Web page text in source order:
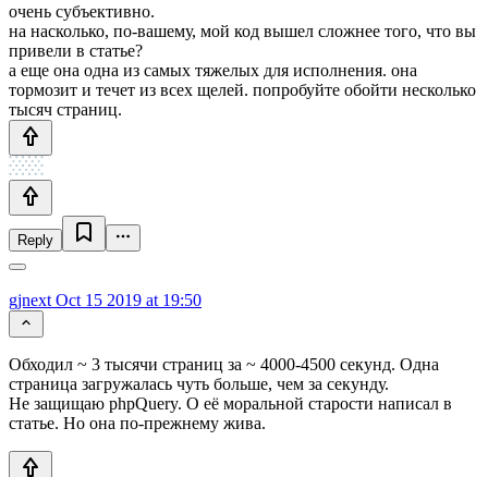
очень субъективно.
на насколько, по-вашему, мой код вышел сложнее того, что вы
привели в статье?
а еще она одна из самых тяжелых для исполнения. она
тормозит и течет из всех щелей. попробуйте обойти несколько
тысяч страниц.
Reply
gjnext Oct 15 2019 at 19:50
Обходил ~ 3 тысячи страниц за ~ 4000-4500 секунд. Одна
страница загружалась чуть больше, чем за секунду.
Не защищаю phpQuery. О её моральной старости написал в
статье. Но она по-прежнему жива.